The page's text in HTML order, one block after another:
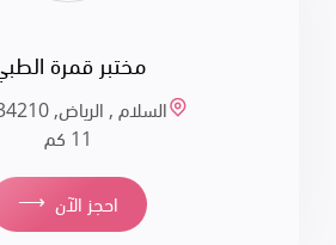
مختبر قمرة الطبي
السلام , الرياض, 011‪2334210
11 كم
⟶ احجز الآن